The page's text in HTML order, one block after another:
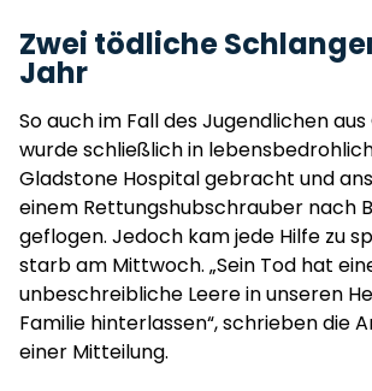
Zwei tödliche
Jahr
So auch im Fall des Jugendlichen aus
wurde schließlich in
Gladstone Hospital gebracht und
einem Rettungshubschrauber nach
geflogen. Jedoch kam jede Hilfe zu
starb am Mittwoch. „Sein Tod hat
unbeschreibliche Leere in unseren
Familie hinterlassen“, schrieben die
einer Mitteilung.